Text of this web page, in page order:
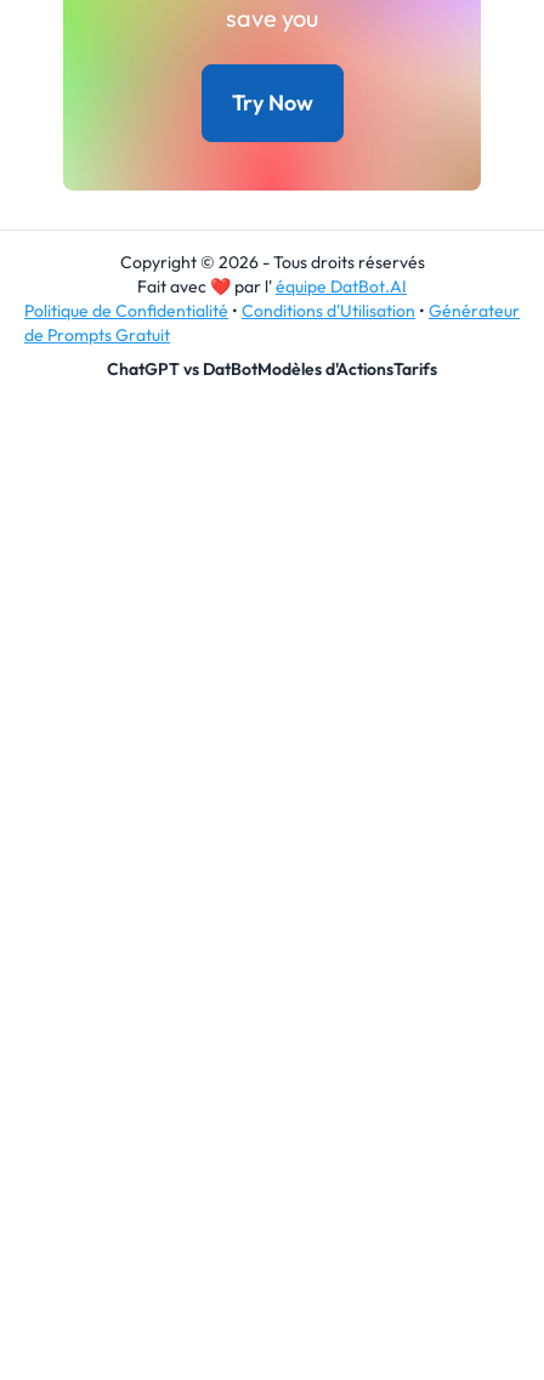
save you
Try Now
Copyright © 2026 - Tous droits réservés
Fait avec ❤ par l'équipe DatBot.AI
Politique de Confidentialité • Conditions d'Utilisation • Générateur
de Prompts Gratuit
ChatGPT vs DatBotModèles d'ActionsTarifs